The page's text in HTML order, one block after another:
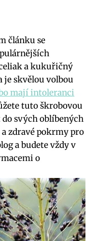
článku se
a kukuřičný
je skvělou volbou
mají intoleranci
tuto škrobovou
svých oblíbených
zdravé pokrmy pro
a budete vždy v
o